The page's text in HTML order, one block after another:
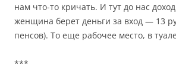
нам что-то кричать. И тут до нас
женщина берет деньги за вход — 13
пенсов). То еще рабочее место, в
***